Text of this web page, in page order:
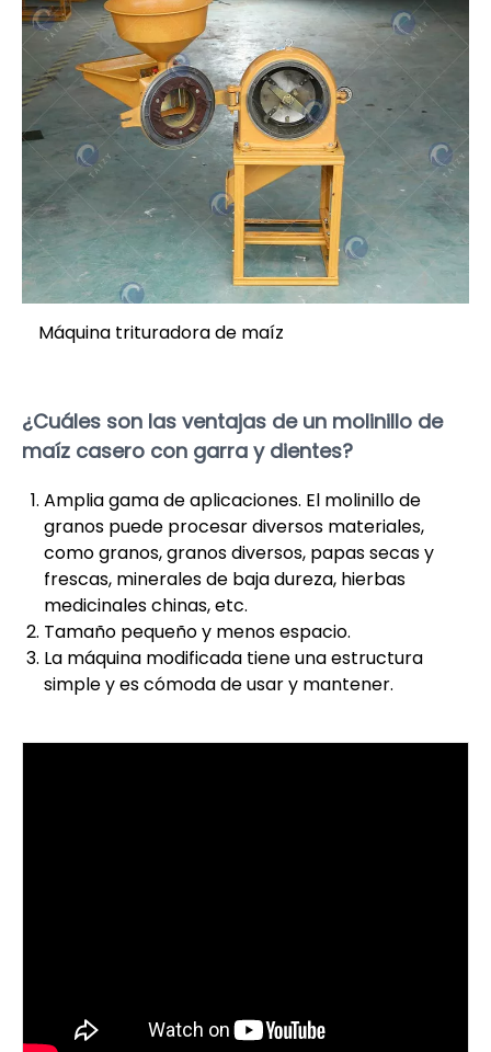
Máquina trituradora de maíz
¿Cuáles son las ventajas de un molinillo de
maíz casero con garra y dientes?
Amplia gama de aplicaciones. El molinillo de
granos puede procesar diversos materiales,
como granos, granos diversos, papas secas y
frescas, minerales de baja dureza, hierbas
medicinales chinas, etc.
Tamaño pequeño y menos espacio.
La máquina modificada tiene una estructura
simple y es cómoda de usar y mantener.